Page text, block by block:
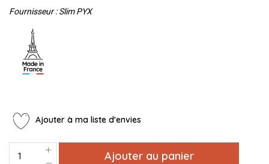
Fournisseur : Slim PYX
Ajouter à ma liste d'envies
Ajouter au panier